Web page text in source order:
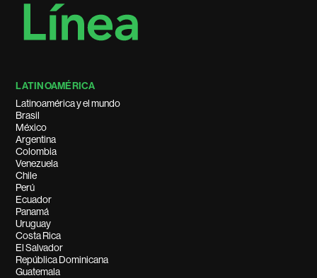
LATINOAMÉRICA
Latinoamérica y el mundo
Brasil
México
Argentina
Colombia
Venezuela
Chile
Perú
Ecuador
Panamá
Uruguay
Costa Rica
El Salvador
República Dominicana
Guatemala